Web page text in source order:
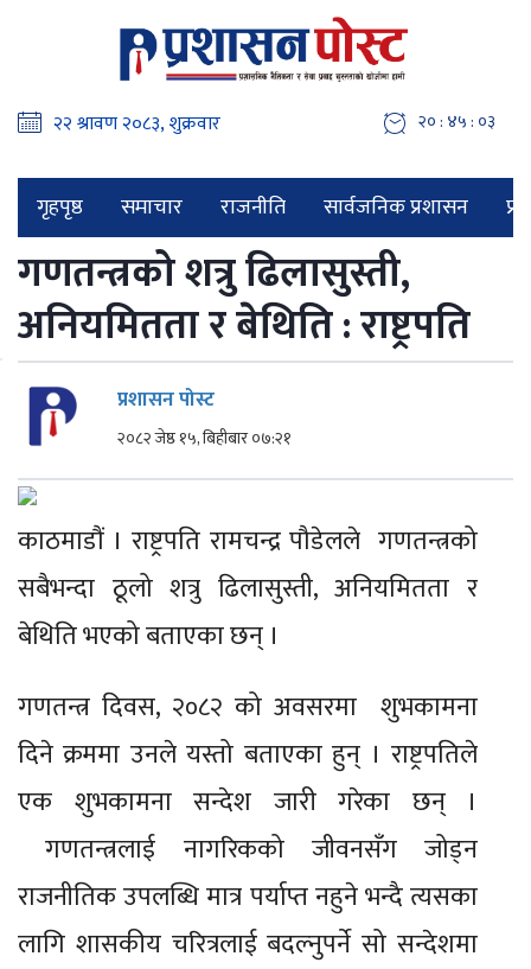
२० : ४५ : ०४
गृहपृष्ठ समाचार राजनीति सार्वजनिक प्रशासन
गणतन्त्रको शत्रु ढिलासुस्ती,
अनियमितता र बेथिति : राष्ट्रपति
प्रशासन पोस्ट
२०८२ जेष्ठ १५, बिहीबार ०७:२१
काठमाडौं । राष्ट्रपति रामचन्द्र पौडेलले गणतन्त्रको
सबैभन्दा ठूलो शत्रु ढिलासुस्ती, अनियमितता र
बेथिति भएको बताएका छन् ।
गणतन्त्र दिवस, २०८२ को अवसरमा शुभकामना
दिने क्रममा उनले यस्तो बताएका हुन् । राष्ट्रपतिले
एक शुभकामना सन्देश जारी गरेका छन् ।
गणतन्त्रलाई नागरिकको जीवनसँग जोड्न
राजनीतिक उपलब्धि मात्र पर्याप्त नहुने भन्दै त्यसका
लागि शासकीय चरित्रलाई बदल्नुपर्ने सो सन्देशमा